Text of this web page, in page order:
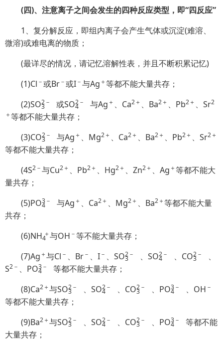
(四)、注意离子之间会发生的四种反应类型，即“四反应”
1、复分解反应，即组内离子会产生气体或沉淀(难溶、
微溶)或难电离的物质；
(最详尽的情况，请记忆溶解性表，并且不断积累记忆)
(1)Cl －或Br－或I－与Ag ＋等都不能大量共存；
(2)SO3
2－ 或SO4
2－ 与Ag ＋ 、Ca2＋ 、Ba2＋ 、Pb2＋ 、Sr2
＋等都不能大量共存；
(3)CO3
2－ 与Ag ＋ 、Mg2＋ 、Ca2＋ 、Ba2＋ 、Pb2＋ 、Sr2＋
等都不能大量共存；
(4S2－与Cu2＋ 、Pb2＋ 、Hg2＋ 、Zn2＋ 、Ag ＋等都不能大
量共存；
(5)PO4
3－ 与Ag ＋ 、Ca2＋ 、Mg2＋ 、Ba2＋等都不能大量
共存；
(6)NH4 与OH －等不能大量共存；
(7)Ag ＋与Cl － 、Br－ 、I－ 、SO3
2－ 、SO4
2－ 、CO3
2－
、
S2－ 、PO4
3－
等都不能大量共存；
(8)Ca2＋与SO3
2－ 、SO4
2－ 、CO3
2－ 、PO4
3－ 、OH －
等都不能大量共存；
(9)Ba2＋与SO3
2－ 、SO4
2－ 、CO3
2－ 、PO4
3－
等都不能
大量共存；